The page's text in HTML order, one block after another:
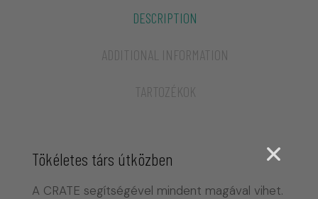
DESCRIPTION
ADDITIONAL INFORMATION
TARTOZÉKOK
Tökéletes társ útközben
A CRATE segítségével mindent magával vihet.